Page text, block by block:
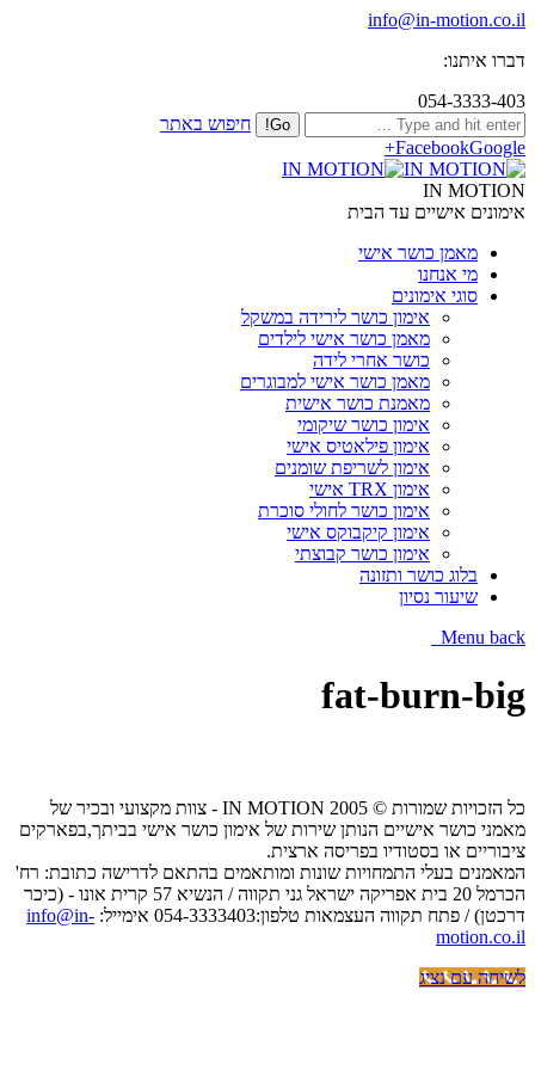
info@in-motion.co.il
דברו איתנו:
054-3333-403
חיפוש באתר
FacebookGoogle+
IN MOTION
אימונים אישיים עד הבית
מאמן כושר אישי
מי אנחנו
סוגי אימונים
אימון כושר לירידה במשקל
מאמן כושר אישי לילדים
כושר אחרי לידה
מאמן כושר אישי למבוגרים
מאמנת כושר אישית
אימון כושר שיקומי
אימון פילאטיס אישי
אימון לשריפת שומנים
אימון TRX אישי
אימון כושר לחולי סוכרת
אימון קיקבוקס אישי
אימון כושר קבוצתי
בלוג כושר ותזונה
שיעור נסיון
Menu back
fat-burn-big
כל הזכויות שמורות © IN MOTION 2005 - צוות מקצועי ובכיר של
מאמני כושר אישיים הנותן שירות של אימון כושר אישי בביתך,בפארקים
ציבוריים או בסטודיו בפריסה ארצית.
המאמנים בעלי התמחויות שונות ומותאמים בהתאם לדרישה כתובת: רח'
הכרמל 20 בית אפריקה ישראל גני תקווה / הנשיא 57 קרית אונו - (כיכר
דרכטן) / פתח תקווה העצמאות טלפון:054-3333403 אימייל:
info@in-
motion.co.il
לשיחה עם נציג